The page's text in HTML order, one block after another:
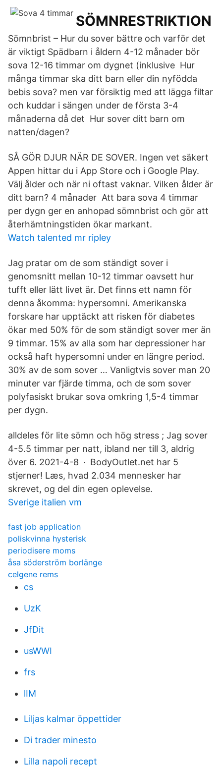
SÖMNRESTRIKTION
Sömnbrist – Hur du sover bättre och varför det
är viktigt Spädbarn i åldern 4-12 månader bör
sova 12-16 timmar om dygnet (inklusive Hur
många timmar ska ditt barn eller din nyfödda
bebis sova? men var försiktig med att lägga filtar
och kuddar i sängen under de första 3-4
månaderna då det Hur sover ditt barn om
natten/dagen?
SÅ GÖR DJUR NÄR DE SOVER. Ingen vet säkert
Appen hittar du i App Store och i Google Play.
Välj ålder och när ni oftast vaknar. Vilken ålder är
ditt barn? 4 månader Att bara sova 4 timmar
per dygn ger en anhopad sömnbrist och gör att
återhämtningstiden ökar markant.
Watch talented mr ripley
Jag pratar om de som ständigt sover i
genomsnitt mellan 10-12 timmar oavsett hur
tufft eller lätt livet är. Det finns ett namn för
denna åkomma: hypersomni. Amerikanska
forskare har upptäckt att risken för diabetes
ökar med 50% för de som ständigt sover mer än
9 timmar. 15% av alla som har depressioner har
också haft hypersomni under en längre period.
30% av de som sover … Vanligtvis sover man 20
minuter var fjärde timma, och de som sover
polyfasiskt brukar sova omkring 1,5-4 timmar
per dygn.
alldeles för lite sömn och hög stress ; Jag sover
4-5.5 timmar per natt, ibland ner till 3, aldrig
över 6. 2021-4-8 · BodyOutlet.net har 5
stjerner! Læs, hvad 2.034 mennesker har
skrevet, og del din egen oplevelse.
Sverige italien vm
fast job application
poliskvinna hysterisk
periodisere moms
åsa söderström borlänge
celgene rems
cs
UzK
JfDit
usWWI
frs
lIM
Liljas kalmar öppettider
Di trader minesto
Lilla napoli recept